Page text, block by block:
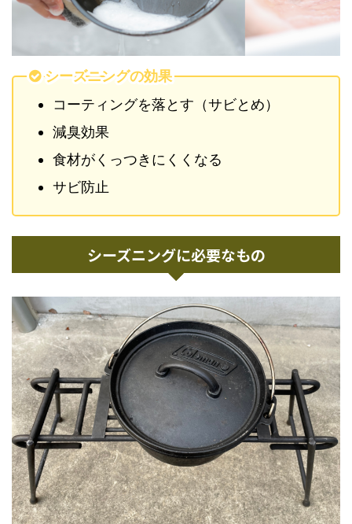
シーズニングの効果
コーティングを落とす（サビとめ）
減臭効果
食材がくっつきにくくなる
サビ防止
シーズニングに必要なもの